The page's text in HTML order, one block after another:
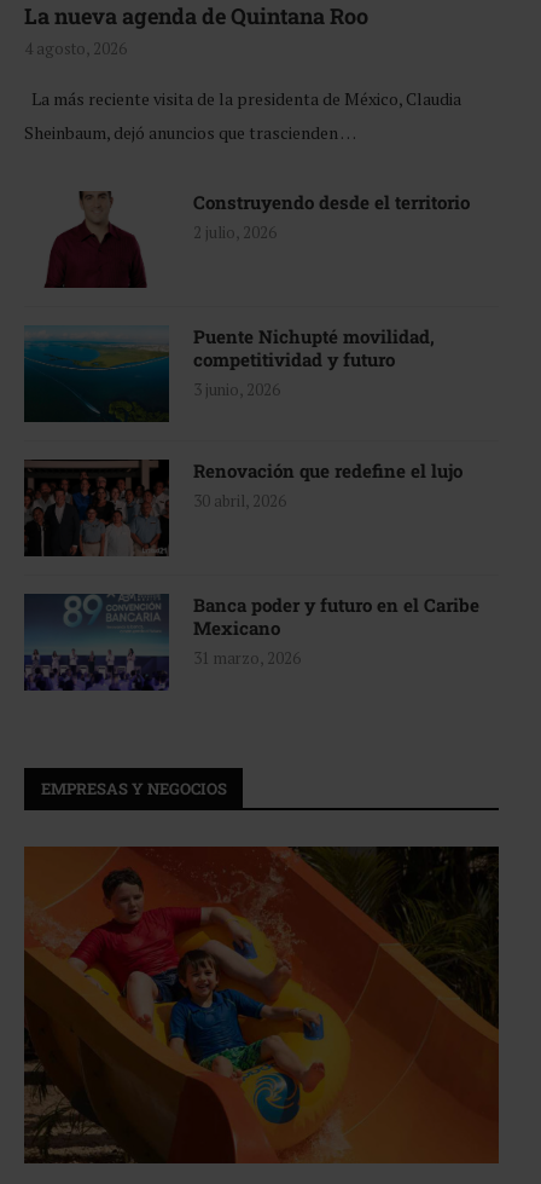
La nueva agenda de Quintana Roo
4 agosto, 2026
La más reciente visita de la presidenta de México, Claudia
Sheinbaum, dejó anuncios que trascienden …
Construyendo desde el territorio
2 julio, 2026
Puente Nichupté movilidad,
competitividad y futuro
3 junio, 2026
Renovación que redefine el lujo
30 abril, 2026
Banca poder y futuro en el Caribe
Mexicano
31 marzo, 2026
EMPRESAS Y NEGOCIOS